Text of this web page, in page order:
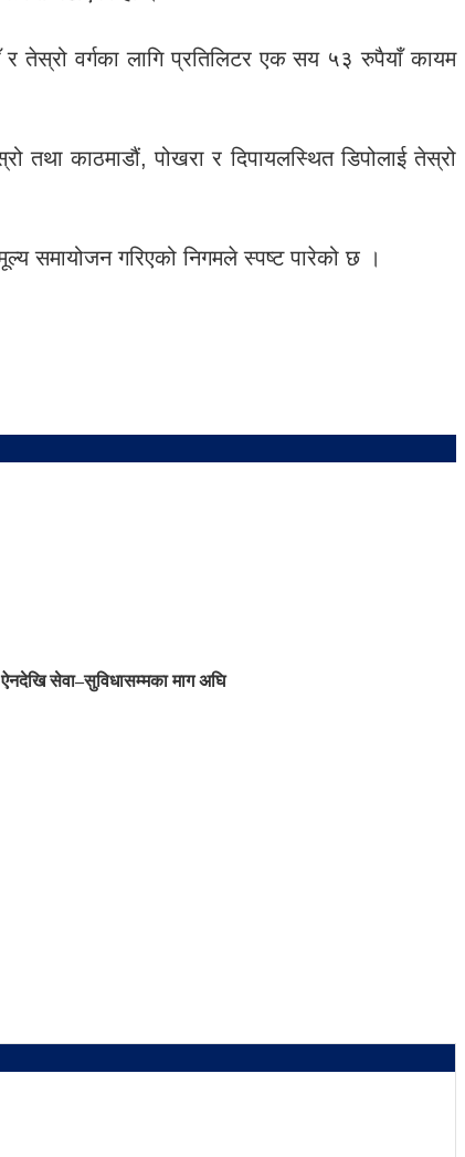
तेस्रो वर्गका लागि प्रतिलिटर एक सय ५३ रुपैयाँ कायम
काठमाडौं, पोखरा र दिपायलस्थित डिपोलाई तेस्रो
समायोजन गरिएको निगमले स्पष्ट पारेको छ ।
सेवा–सुविधासम्मका माग अघि